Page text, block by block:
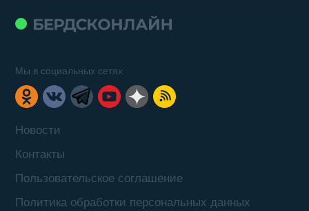
Новости
Контакты
Пользовательское соглашение
Политика обработки персональных данных
Мы в социальных сетях